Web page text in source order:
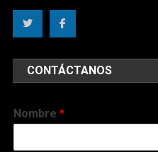
CONTÁCTANOS
Nombre*